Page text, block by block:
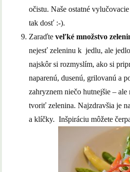
očistu. Naše ostatné
tak dosť :-).
Zaraďteveľké množstvo
nejesť zeleninu k jedlu, ale
najskôr si rozmyslím, ako si
naparenú, dusenú, grilovanú a
zahryznem niečo hutnejšie –
tvoriť zelenina. Najzdravšia je
a klíčky. Inšpiráciu môžete